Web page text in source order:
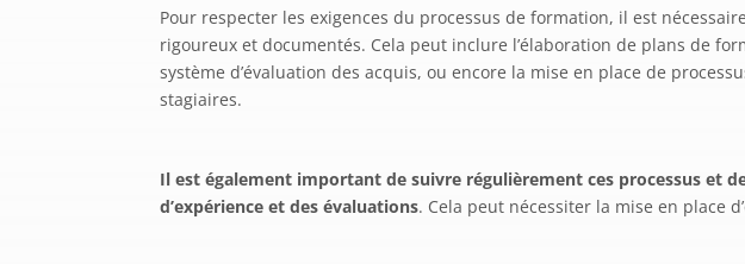
Pour respecter les exigences du processus de formation, il est
rigoureux et documentés. Cela peut inclure l’élaboration de plans de
système d’évaluation des acquis, ou encore la mise en place de
stagiaires.
Il est également important de suivre régulièrement ces processus et
d’expérience et des évaluations. Cela peut nécessiter la mise en place